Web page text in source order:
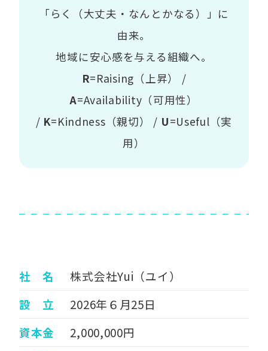
「らく（大丈夫・なんとかなる）」に
由来。
地域に安心感を与える組織へ。
R=Raising（上昇） /
A=Availability（可用性）
/ K=Kindness（親切） / U=Useful（実
用）
社 名
株式会社Yui（ユイ）
設 立
2026年６月25日
資本金
2,000,000円